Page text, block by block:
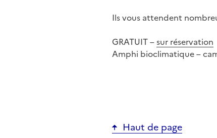
Ils vous attendent
GRATUIT –sur réservation
Amphi bioclimatique –
Haut de page